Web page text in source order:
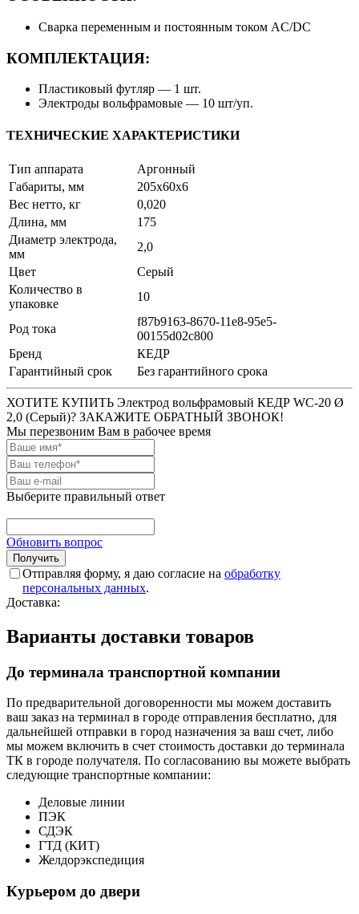
Сварка переменным и постоянным током AC/DC
КОМПЛЕКТАЦИЯ:
Пластиковый футляр — 1 шт.
Электроды вольфрамовые — 10 шт/уп.
ТЕХНИЧЕСКИЕ ХАРАКТЕРИСТИКИ
Тип аппарата
Аргонный
Габариты, мм
205x60x6
Вес нетто, кг
0,020
Длина, мм
175
Диаметр электрода,
мм
2,0
Цвет
Серый
Количество в
упаковке
10
Род тока
f87b9163-8670-11e8-95e5-
00155d02c800
Бренд
КЕДР
Гарантийный срок
Без гарантийного срока
ХОТИТЕ КУПИТЬ Электрод вольфрамовый КЕДР WC-20 Ø
2,0 (Серый)? ЗАКАЖИТЕ ОБРАТНЫЙ ЗВОНОК!
Мы перезвоним Вам в рабочее время
Выберите правильный ответ
Обновить вопрос
Отправляя форму, я даю согласие на обработку
персональных данных.
Доставка:
Варианты доставки товаров
До терминала транспортной компании
По предварительной договоренности мы можем доставить
ваш заказ на терминал в городе отправления бесплатно, для
дальнейшей отправки в город назначения за ваш счет, либо
мы можем включить в счет стоимость доставки до терминала
ТК в городе получателя. По согласованию вы можете выбрать
следующие транспортные компании:
Деловые линии
ПЭК
СДЭК
ГТД (КИТ)
Желдорэкспедиция
Курьером до двери